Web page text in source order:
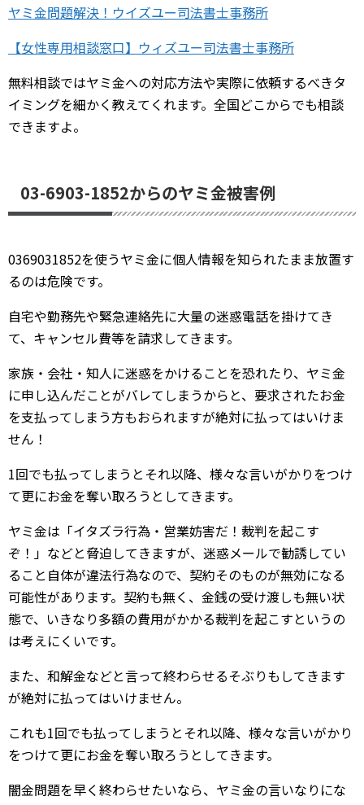
ヤミ金問題解決！ウイズユー司法書士事務所
【女性専用相談窓口】ウィズユー司法書士事務所
無料相談ではヤミ金への対応方法や実際に依頼するべきタ
イミングを細かく教えてくれます。全国どこからでも相談
できますよ。
03-6903-1852からのヤミ金被害例
0369031852を使うヤミ金に個人情報を知られたまま放置す
るのは危険です。
自宅や勤務先や緊急連絡先に大量の迷惑電話を掛けてき
て、キャンセル費等を請求してきます。
家族・会社・知人に迷惑をかけることを恐れたり、ヤミ金
に申し込んだことがバレてしまうからと、要求されたお金
を支払ってしまう方もおられますが絶対に払ってはいけま
せん！
1回でも払ってしまうとそれ以降、様々な言いがかりをつけ
て更にお金を奪い取ろうとしてきます。
ヤミ金は「イタズラ行為・営業妨害だ！裁判を起こす
ぞ！」などと脅迫してきますが、迷惑メールで勧誘してい
ること自体が違法行為なので、契約そのものが無効になる
可能性があります。契約も無く、金銭の受け渡しも無い状
態で、いきなり多額の費用がかかる裁判を起こすというの
は考えにくいです。
また、和解金などと言って終わらせるそぶりもしてきます
が絶対に払ってはいけません。
これも1回でも払ってしまうとそれ以降、様々な言いがかり
をつけて更にお金を奪い取ろうとしてきます。
闇金問題を早く終わらせたいなら、ヤミ金の言いなりにな